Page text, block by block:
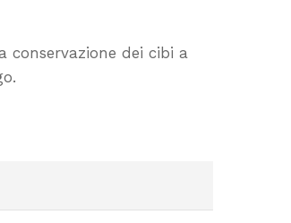
conservazione dei cibi a